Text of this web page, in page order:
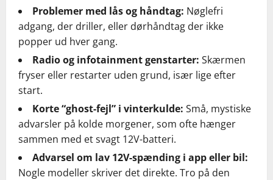
Problemer med lås og håndtag: Nøglefri
adgang, der driller, eller dørhåndtag der ikke
popper ud hver gang.
Radio og infotainment genstarter: Skærmen
fryser eller restarter uden grund, især lige efter
start.
Korte “ghost-fejl” i vinterkulde: Små, mystiske
advarsler på kolde morgener, som ofte hænger
sammen med et svagt 12V-batteri.
Advarsel om lav 12V-spænding i app eller bil:
Nogle modeller skriver det direkte. Tro på den